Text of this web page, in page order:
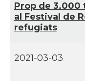
CAMON
CAMON
Prop de 3.000
al Festival de
refugiats
2021-03-03